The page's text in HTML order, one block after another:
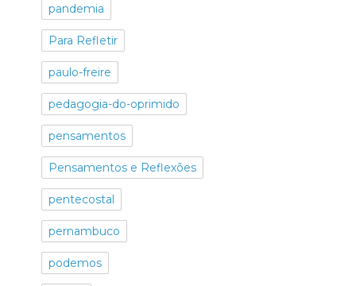
pandemia
Para Refletir
paulo-freire
pedagogia-do-oprimido
pensamentos
Pensamentos e Reflexões
pentecostal
pernambuco
podemos